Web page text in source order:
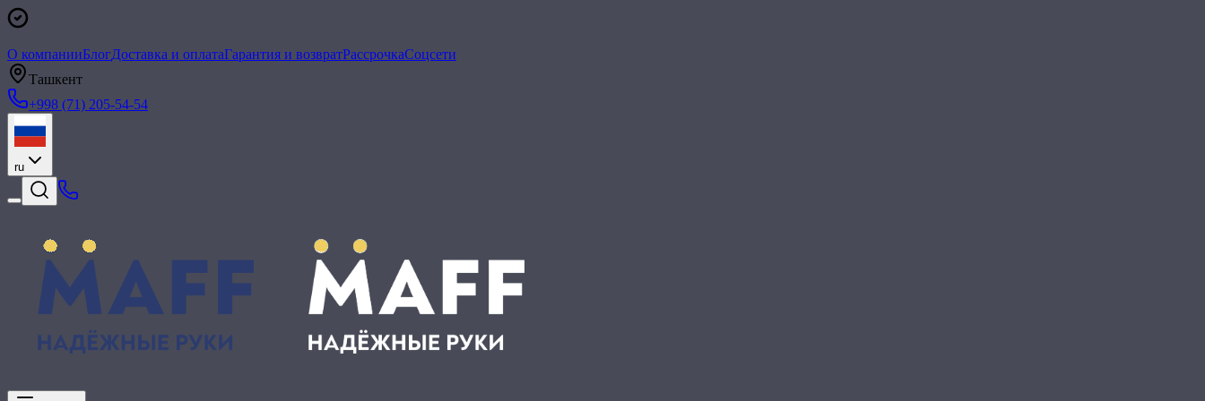
О компанииБлогДоставка и оплатаГарантия и возвратРассрочкаСоцсети
Ташкент
+998 (71) 205-54-54
ru